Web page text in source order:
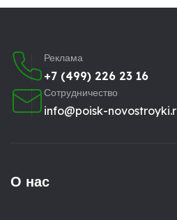
Реклама
+7 (499) 226 23 16
Сотрудничество
info@poisk-
О нас